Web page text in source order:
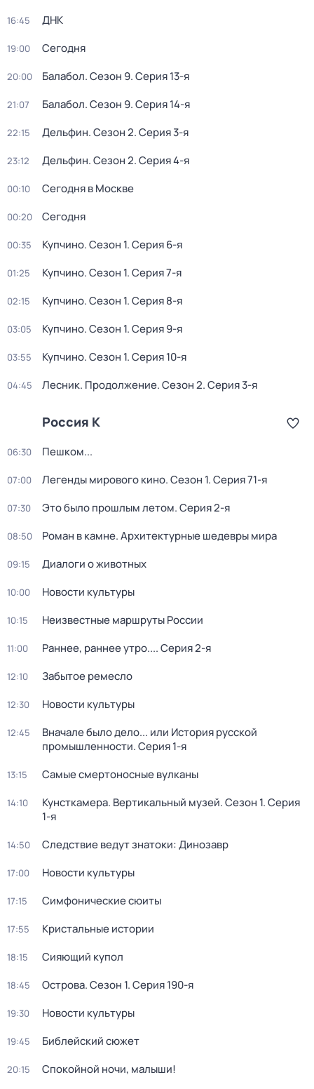
16:45 ДНК
19:00 Сегодня
20:00 Балабол. Сезон 9. Серия 13-я
21:07 Балабол. Сезон 9. Серия 14-я
22:15 Дельфин. Сезон 2. Серия 3-я
23:12 Дельфин. Сезон 2. Серия 4-я
00:10 Сегодня в Москве
00:20 Сегодня
00:35 Купчино. Сезон 1. Серия 6-я
01:25 Купчино. Сезон 1. Серия 7-я
02:15 Купчино. Сезон 1. Серия 8-я
03:05 Купчино. Сезон 1. Серия 9-я
03:55 Купчино. Сезон 1. Серия 10-я
04:45 Лесник. Продолжение. Сезон 2. Серия 3-я
Россия К
06:30 Пешком...
07:00 Легенды мирового кино. Сезон 1. Серия 71-я
07:30 Это было прошлым летом. Серия 2-я
08:50 Роман в камне. Архитектурные шедевры мира
09:15 Диалоги о животных
10:00 Новости культуры
10:15 Неизвестные маршруты России
11:00 Раннее, раннее утро.... Серия 2-я
12:10 Забытое ремесло
12:30 Новости культуры
12:45
Вначале было дело... или История русской
промышленности. Серия 1-я
13:15 Самые смертоносные вулканы
14:10 Кунсткамера. Вертикальный музей. Сезон 1. Серия
1-я
14:50 Следствие ведут знатоки: Динозавр
17:00 Новости культуры
17:15 Симфонические сюиты
17:55 Кристальные истории
18:15 Сияющий купол
18:45 Острова. Сезон 1. Серия 190-я
19:30 Новости культуры
19:45 Библейский сюжет
20:15 Спокойной ночи, малыши!